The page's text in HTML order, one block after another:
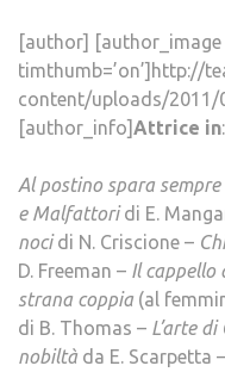
[author] [author_image
timthumb=’on’]http://
content/uploads/2011/
[author_info]Attrice in:
Al postino spara
e Malfattoridi E.
nocidi N. Criscione –
D. Freeman – Il cappello
strana coppia (al
di B. Thomas – L’arte di
nobiltà da E. Scarpetta –